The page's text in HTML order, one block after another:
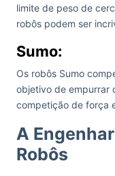
limite de peso de
robôs podem ser
Sumo:
Os robôs Sumo
objetivo de empurrar
competição de força
A
Robôs